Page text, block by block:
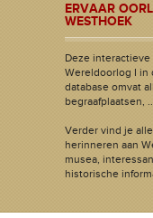
ERVAAR
WESTHOEK
Deze
Wereldoorlog I in
database omvat
begraafplaatsen,
Verder vind je
herinneren aan
musea,
historische